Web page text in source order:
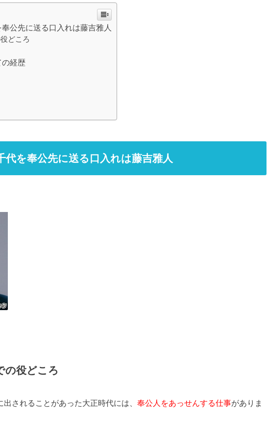
奉公先に送る口入れは藤吉雅人
どころ
の経歴
代を奉公先に送る口入れは藤吉雅人
の役どころ
されることがあった大正時代には、 奉公人をあっせんする仕事がありま